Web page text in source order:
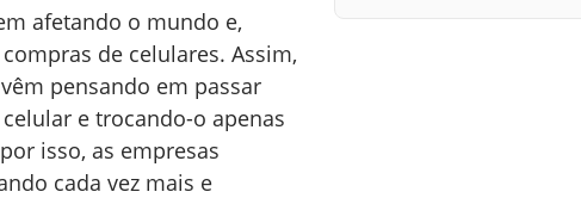
afetando o mundo e,
de celulares. Assim,
pensando em passar
e trocando-o apenas
isso, as empresas
cada vez mais e